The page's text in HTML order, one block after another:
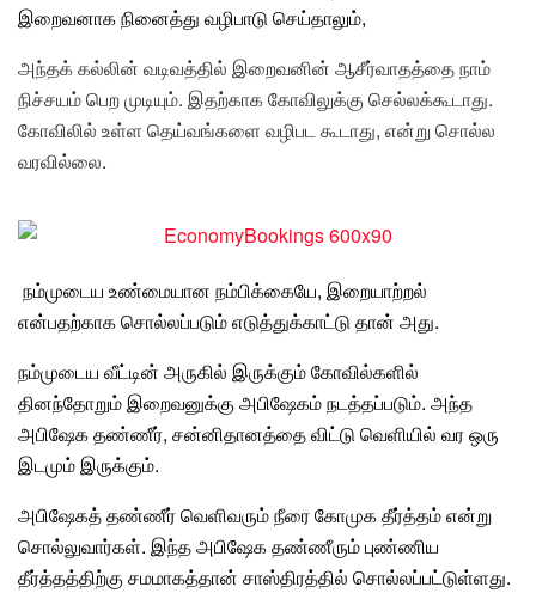
இறைவனாக நினைத்து வழிபாடு செய்தாலும்,
அந்தக் கல்லின் வடிவத்தில் இறைவனின் ஆசீர்வாதத்தை நாம்
நிச்சயம் பெற முடியும். இதற்காக கோவிலுக்கு செல்லக்கூடாது.
கோவிலில் உள்ள தெய்வங்களை வழிபட கூடாது, என்று சொல்ல
வரவில்லை.
நம்முடைய உண்மையான நம்பிக்கையே, இறையாற்றல்
என்பதற்காக சொல்லப்படும் எடுத்துக்காட்டு தான் அது.
நம்முடைய வீட்டின் அருகில் இருக்கும் கோவில்களில்
தினந்தோறும் இறைவனுக்கு அபிஷேகம் நடத்தப்படும். அந்த
அபிஷேக தண்ணீர், சன்னிதானத்தை விட்டு வெளியில் வர ஒரு
இடமும் இருக்கும்.
அபிஷேகத் தண்ணீர் வெளிவரும் நீரை கோமுக தீர்த்தம் என்று
சொல்லுவார்கள். இந்த அபிஷேக தண்ணீரும் புண்ணிய
தீர்த்தத்திற்கு சமமாகத்தான் சாஸ்திரத்தில் சொல்லப்பட்டுள்ளது.